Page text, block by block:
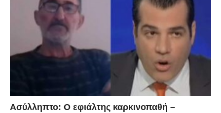
Ασύλληπτο: Ο εφιάλτης καρκινοπαθή –